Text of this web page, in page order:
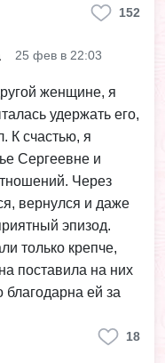
152
25 фев в 22:03
женщине, я
удержать его,
К счастью, я
Сергеевне и
Через
вернулся и даже
эпизод.
только крепче,
поставила на них
ей за
18